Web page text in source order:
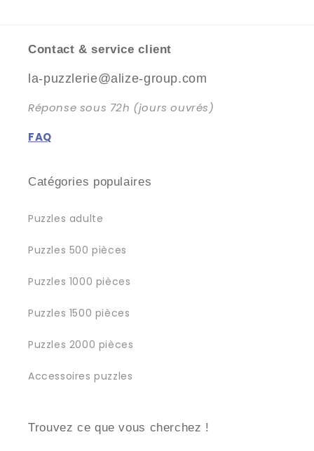
Contact & service client
la-puzzlerie@alize-group.com
Réponse sous 72h (jours ouvrés)
FAQ
Catégories populaires
Puzzles adulte
Puzzles 500 pièces
Puzzles 1000 pièces
Puzzles 1500 pièces
Puzzles 2000 pièces
Accessoires puzzles
Trouvez ce que vous cherchez !